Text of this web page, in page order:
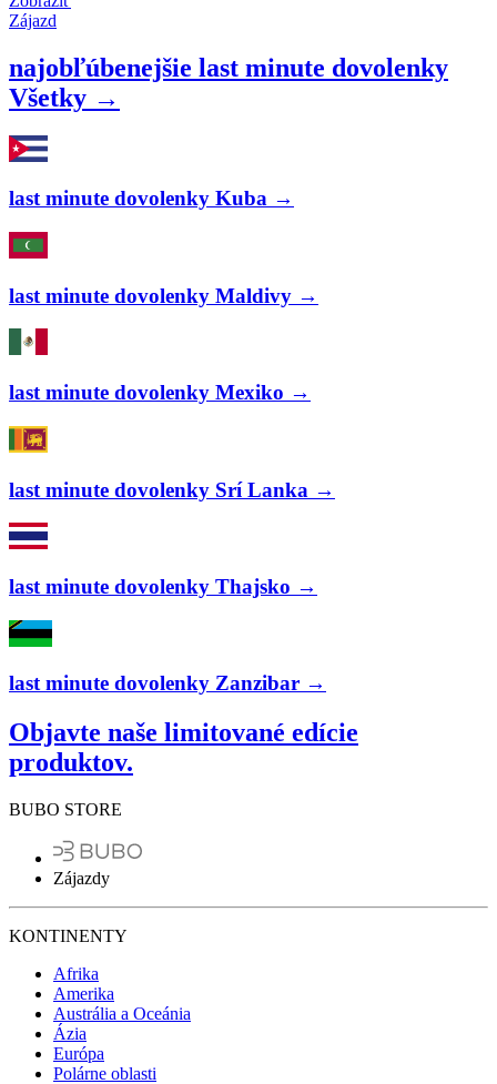
Zájazd
najobľúbenejšie last minute dovolenky
Všetky →
last minute dovolenky Kuba →
last minute dovolenky Maldivy →
last minute dovolenky Mexiko →
last minute dovolenky Srí Lanka →
last minute dovolenky Thajsko →
last minute dovolenky Zanzibar →
Objavte naše limitované edície
produktov.
BUBO STORE
Zájazdy
KONTINENTY
Afrika
Amerika
Austrália a Oceánia
Ázia
Európa
Polárne oblasti